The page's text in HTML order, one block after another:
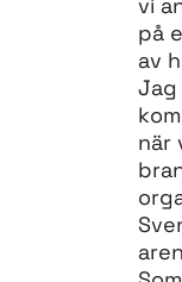
på
av
när